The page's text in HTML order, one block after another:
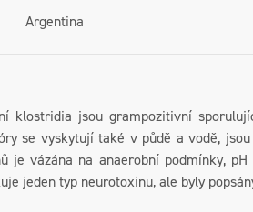
Argentina
klostridia jsou grampozitivní
se vyskytují také v půdě a vodě,
je vázána na anaerobní podmínky,
jeden typ neurotoxinu, ale byly